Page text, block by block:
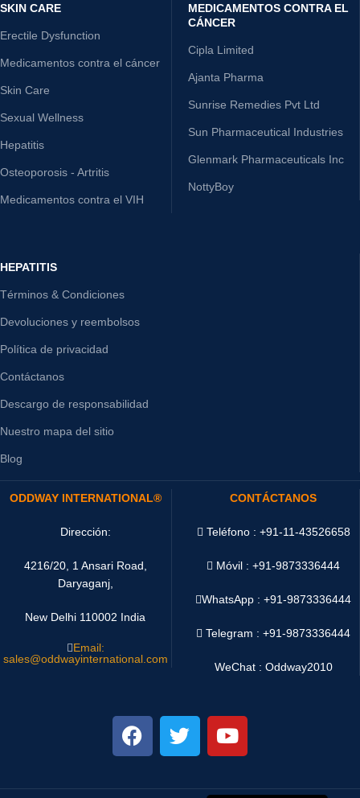
SKIN CARE
Erectile Dysfunction
Medicamentos contra el cáncer
Skin Care
Sexual Wellness
Hepatitis
Osteoporosis - Artritis
Medicamentos contra el VIH
MEDICAMENTOS CONTRA EL
CÁNCER
Cipla Limited
Ajanta Pharma
Sunrise Remedies Pvt Ltd
Sun Pharmaceutical Industries
Glenmark Pharmaceuticals Inc
NottyBoy
HEPATITIS
Términos & Condiciones
Devoluciones y reembolsos
Política de privacidad
Contáctanos
Descargo de responsabilidad
Nuestro mapa del sitio
Blog
ODDWAY INTERNATIONAL®
Dirección:
4216/20, 1 Ansari Road,
Daryaganj,
New Delhi 110002 India
Email:
sales@oddwayinternational.com
CONTÁCTANOS
Teléfono : +91-11-43526658
Móvil : +91-9873336444
WhatsApp :+91-9873336444
Telegram : +91-9873336444
WeChat : Oddway2010